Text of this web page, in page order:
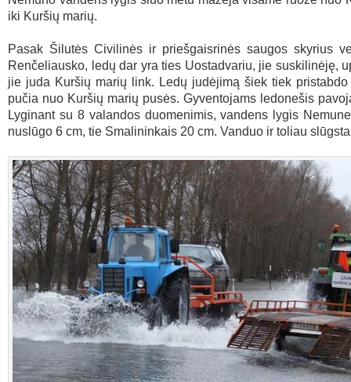
iki Kuršių marių.
Pasak Šilutės Civilinės ir priešgaisrinės saugos skyrius
Renčeliausko, ledų dar yra ties Uostadvariu, jie suskilinėję,
jie juda Kuršių marių link. Ledų judėjimą šiek tiek
pučia nuo Kuršių marių pusės. Gyventojams ledonešis
Lyginant su 8 valandos duomenimis, vandens lygis
nuslūgo 6 cm, tie Smalininkais 20 cm. Vanduo ir toliau